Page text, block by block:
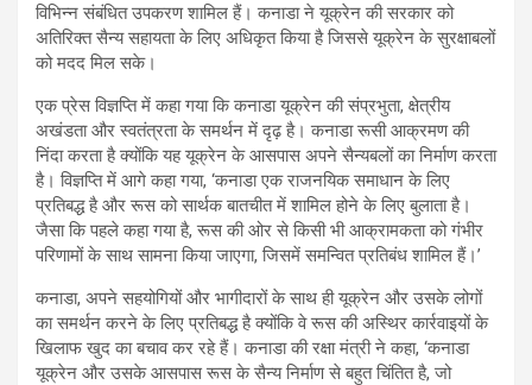
विभिन्न संबंधित उपकरण शामिल हैं। कनाडा ने यूक्रेन की सरकार को
अतिरिक्त सैन्य सहायता के लिए अधिकृत किया है जिससे यूक्रेन के सुरक्षाबलों
को मदद मिल सके।
एक प्रेस विज्ञप्ति में कहा गया कि कनाडा यूक्रेन की संप्रभुता, क्षेत्रीय
अखंडता और स्वतंत्रता के समर्थन में दृढ़ है। कनाडा रूसी आक्रमण की
निंदा करता है क्योंकि यह यूक्रेन के आसपास अपने सैन्यबलों का निर्माण करता
है। विज्ञप्ति में आगे कहा गया, ‘कनाडा एक राजनयिक समाधान के लिए
प्रतिबद्ध है और रूस को सार्थक बातचीत में शामिल होने के लिए बुलाता है।
जैसा कि पहले कहा गया है, रूस की ओर से किसी भी आक्रामकता को गंभीर
परिणामों के साथ सामना किया जाएगा, जिसमें समन्वित प्रतिबंध शामिल हैं।’
कनाडा, अपने सहयोगियों और भागीदारों के साथ ही यूक्रेन और उसके लोगों
का समर्थन करने के लिए प्रतिबद्ध है क्योंकि वे रूस की अस्थिर कार्रवाइयों के
खिलाफ खुद का बचाव कर रहे हैं। कनाडा की रक्षा मंत्री ने कहा, ‘कनाडा
यूक्रेन और उसके आसपास रूस के सैन्य निर्माण से बहुत चिंतित है, जो